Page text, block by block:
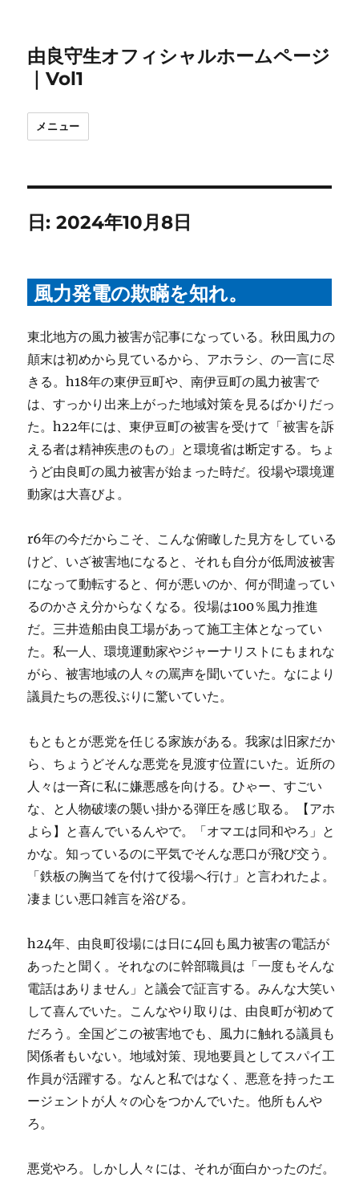
由良守生オフィシャルホームページ
｜Vol1
メニュー
日:2024年10月8日
風力発電の欺瞞を知れ。
東北地方の風力被害が記事になっている。秋田風力の
顛末は初めから見ているから、アホラシ、の一言に尽
きる。h18年の東伊豆町や、南伊豆町の風力被害で
は、すっかり出来上がった地域対策を見るばかりだっ
た。h22年には、東伊豆町の被害を受けて「被害を訴
える者は精神疾患のもの」と環境省は断定する。ちょ
うど由良町の風力被害が始まった時だ。役場や環境運
動家は大喜びよ。
r6年の今だからこそ、こんな俯瞰した見方をしている
けど、いざ被害地になると、それも自分が低周波被害
になって動転すると、何が悪いのか、何が間違ってい
るのかさえ分からなくなる。役場は100％風力推進
だ。三井造船由良工場があって施工主体となってい
た。私一人、環境運動家やジャーナリストにもまれな
がら、被害地域の人々の罵声を聞いていた。なにより
議員たちの悪役ぶりに驚いていた。
もともとが悪党を任じる家族がある。我家は旧家だか
ら、ちょうどそんな悪党を見渡す位置にいた。近所の
人々は一斉に私に嫌悪感を向ける。ひゃー、すごい
な、と人物破壊の襲い掛かる弾圧を感じ取る。【アホ
よら】と喜んでいるんやで。「オマエは同和やろ」と
かな。知っているのに平気でそんな悪口が飛び交う。
「鉄板の胸当てを付けて役場へ行け」と言われたよ。
凄まじい悪口雑言を浴びる。
h24年、由良町役場には日に4回も風力被害の電話が
あったと聞く。それなのに幹部職員は「一度もそんな
電話はありません」と議会で証言する。みんな大笑い
して喜んでいた。こんなやり取りは、由良町が初めて
だろう。全国どこの被害地でも、風力に触れる議員も
関係者もいない。地域対策、現地要員としてスパイ工
作員が活躍する。なんと私ではなく、悪意を持ったエ
ージェントが人々の心をつかんでいた。他所もんや
ろ。
悪党やろ。しかし人々には、それが面白かったのだ。